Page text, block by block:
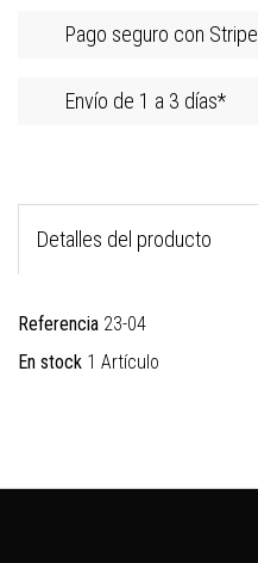
Pago seguro con Stripe
Envío de 1 a 3 días*
Detalles del producto
Referencia 23-04
En stock 1 Artículo